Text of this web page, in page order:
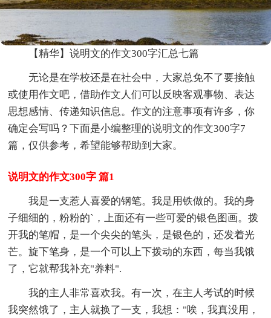
【精华】说明文的作文300字汇总七篇
无论是在学校还是在社会中，大家总免不了要接触
或使用作文吧，借助作文人们可以反映客观事物、表达
思想感情、传递知识信息。作文的注意事项有许多，你
确定会写吗？下面是小编整理的说明文的作文300字7
篇，仅供参考，希望能够帮助到大家。
说明文的作文300字 篇1
我是一支惹人喜爱的钢笔。我是用铁做的。我的身
子细细的，粉粉的`，上面还有一些可爱的银色图画。拨
开我的笔帽，是一个尖尖的笔头，是银色的，还发着光
芒。旋下笔身，是一个可以上下拨动的东西，每当我饿
了，它就帮我补充"养料".
我的主人非常喜欢我。有一次，在主人考试的时候
我突然饿了，主人就换了一支，我想："唉，我真没用，